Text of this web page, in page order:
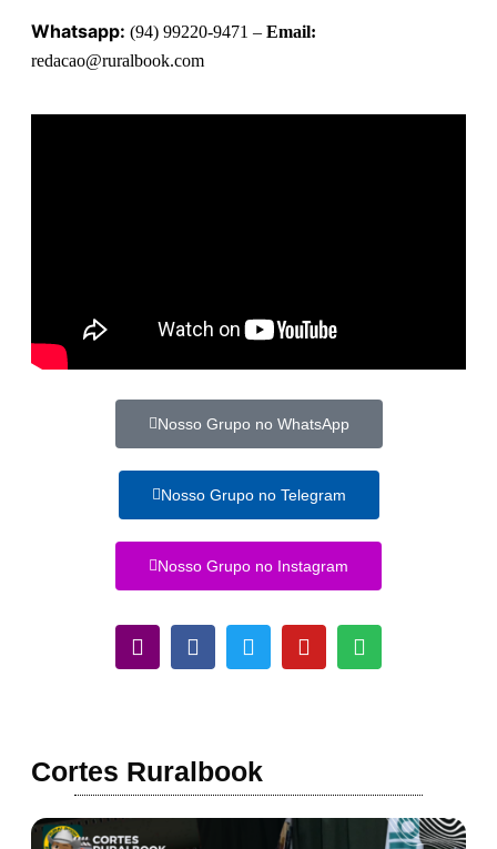
Whatsapp: (94) 99220-9471 – Email:
redacao@ruralbook.com
Nosso Grupo no WhatsApp
Nosso Grupo no Telegram
Nosso Grupo no Instagram
Cortes Ruralbook